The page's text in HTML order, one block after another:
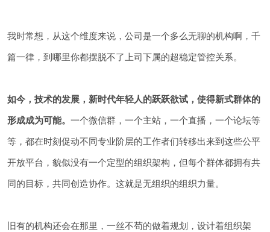
我时常想，从这个维度来说，公司是一个多么无聊的机构啊，千
篇一律，到哪里你都摆脱不了上司下属的超稳定管控关系。
如今，技术的发展，新时代年轻人的跃跃欲试，使得新式群体的
形成成为可能。 一个微信群，一个主站，一个直播，一个论坛等
等，都在时刻促动不同专业阶层的工作者们转移出来到这些公平
开放平台，貌似没有一个定型的组织架构，但每个群体都拥有共
同的目标，共同创造协作。这就是无组织的组织力量。
旧有的机构还会在那里，一丝不苟的做着规划，设计着组织架